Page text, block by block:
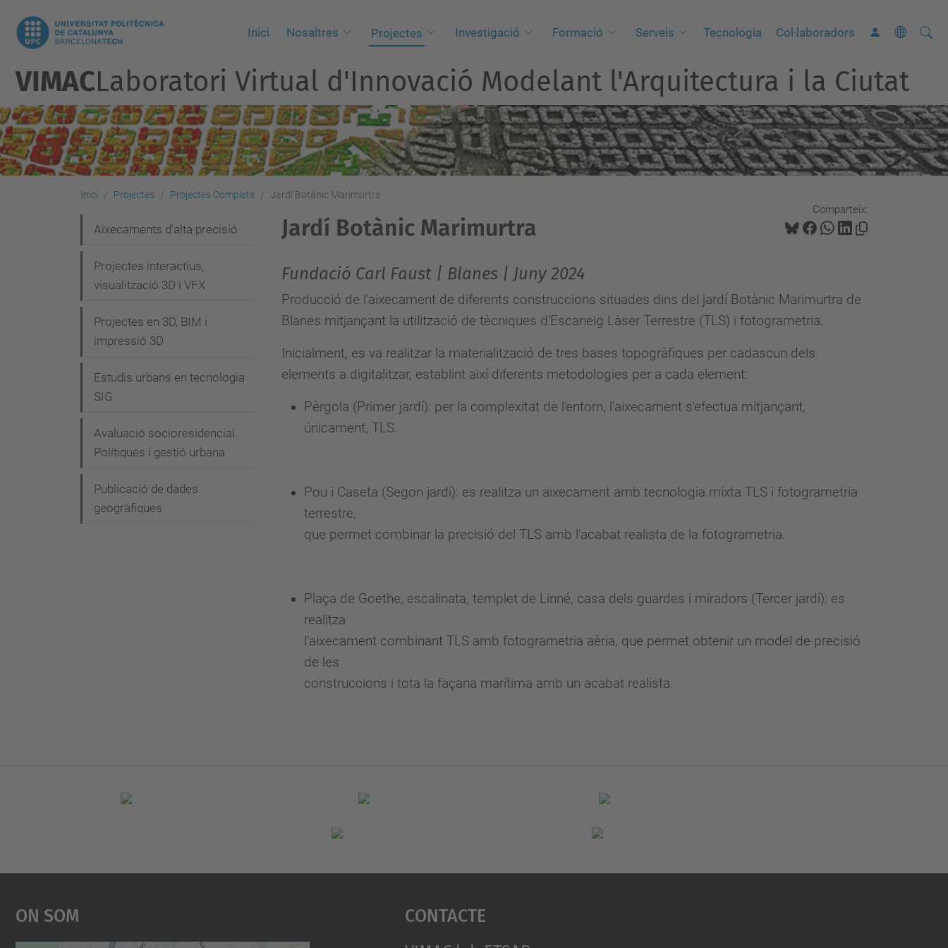
Inici Nosaltres Projectes Investigació Formació Serveis Tecnologia Col·laboradors Cerca
C
a
a
v
a
VIMACLaboratori Virtual d'Innovació Modelant l'Arquitectura i la Ciutat
Inici Projectes Projectes Complets Jardí Botànic Marimurtra
Comparteix:
Jardí Botànic Marimurtra
Fundació Carl Faust | Blanes | Juny 2024
Producció de l'aixecament de diferents construccions situades dins del jardí Botànic Marimurtra de
Blanes mitjançant la utilització de tècniques d'Escaneig Làser Terrestre (TLS) i fotogrametria.
Inicialment, es va realitzar la materialització de tres bases topogràfiques per cadascun dels
elements a digitalitzar, establint així diferents metodologies per a cada element:
Pèrgola (Primer jardí): per la complexitat de l'entorn, l'aixecament s'efectua mitjançant,
únicament, TLS.
Pou i Caseta (Segon jardí): es realitza un aixecament amb tecnologia mixta TLS i fotogrametria
terrestre,
que permet combinar la precisió del TLS amb l’acabat realista de la fotogrametria.
Plaça de Goethe, escalinata, templet de Linné, casa dels guardes i miradors (Tercer jardí): es
realitza
l’aixecament combinant TLS amb fotogrametria aèria, que permet obtenir un model de precisió
de les
construccions i tota la façana marítima amb un acabat realista.
a
e
a
ó
Aixecaments d'alta precisió
Projectes interactius,
visualització 3D i VFX
Projectes en 3D, BIM i
impressió 3D
Estudis urbans en tecnologia
SIG
Avaluació socioresidencial.
Polítiques i gestió urbana
Publicació de dades
geogràfiques
On Som Contacte